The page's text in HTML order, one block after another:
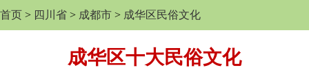
首页 > 四川省 > 成都市 > 成华区民俗文化
成华区十大民俗文化